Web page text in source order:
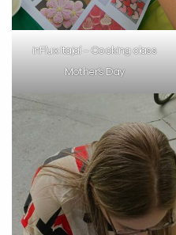
inFlux Itajaí – Cooking class
Mother’s Day